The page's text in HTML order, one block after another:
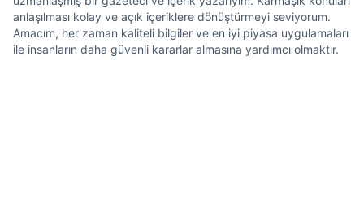
anlaşılması kolay ve açık içeriklere dönüştürmeyi seviyorum.
Amacım, her zaman kaliteli bilgiler ve en iyi piyasa uygulamaları
ile insanların daha güvenli kararlar almasına yardımcı olmaktır.